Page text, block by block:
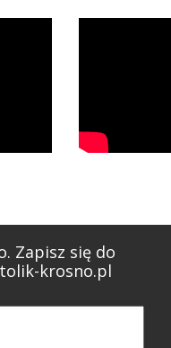
Zapisz się do
krosno.pl